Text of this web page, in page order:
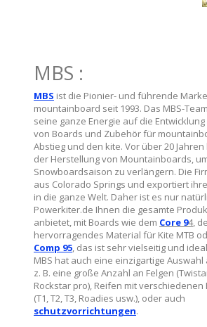
MBS :
MBS ist die Pionier- und führende
mountainboard seit 1993. Das MBS-
seine ganze Energie auf die
von Boards und Zubehör für
Abstieg und den kite. Vor über 20
der Herstellung von Mountainboards,
Snowboardsaison zu verlängern. Die
aus Colorado Springs und exportiert
in die ganze Welt. Daher ist es nur
Powerkiter.de Ihnen die gesamte
anbietet, mit Boards wie dem Core 94,
hervorragendes Material für Kite MTB
Comp 95, das ist sehr vielseitig und
MBS hat auch eine einzigartige
z. B. eine große Anzahl an Felgen
Rockstar pro), Reifen mit verschiedenen
(T1, T2, T3, Roadies usw.), oder auch
schutzvorrichtungen.